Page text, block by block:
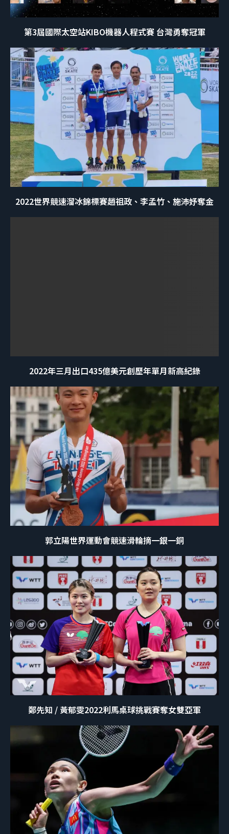
第3屆國際太空站KIBO機器人程式賽 台灣勇奪冠軍
2022世界競速溜冰錦標賽趙祖政、李孟竹、施沛妤奪金
2022年三月出口435億美元創歷年單月新高紀錄
郭立陽世界運動會競速滑輪摘一銀一銅
鄭先知 / 黃郁雯2022利馬桌球挑戰賽奪女雙亞軍